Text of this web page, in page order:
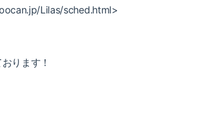
Lilas/sched.html>
ります！